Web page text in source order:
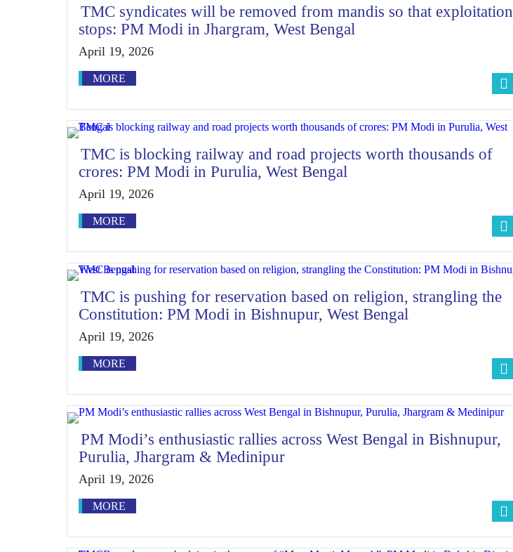
TMC syndicates will be removed from mandis so that exploitation
stops: PM Modi in Jhargram, West Bengal
April 19, 2026
MORE
TMC is blocking railway and road projects worth thousands of
crores: PM Modi in Purulia, West Bengal
April 19, 2026
MORE
TMC is pushing for reservation based on religion, strangling the
Constitution: PM Modi in Bishnupur, West Bengal
April 19, 2026
MORE
PM Modi’s enthusiastic rallies across West Bengal in Bishnupur,
Purulia, Jhargram & Medinipur
April 19, 2026
MORE